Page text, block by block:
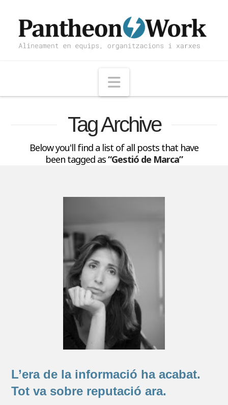
Navigation
Tag Archive
Below you'll find a list of all posts that have
been tagged as“Gestió de Marca”
L’era de la informació ha acabat.
Tot va sobre reputació ara.